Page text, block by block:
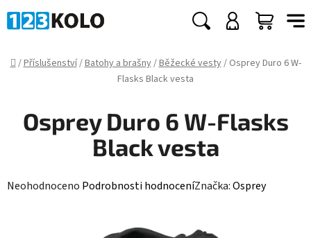
na
Hledat
KOŠÍK
Domů
/Příslušenství/Batohy a brašny/Běžecké vesty/ Osprey Duro 6 W-
Flasks Black vesta
Osprey Duro 6 W-Flasks
Black vesta
Průměrné
Neohodnoceno Podrobnosti hodnoceníZnačka:Osprey